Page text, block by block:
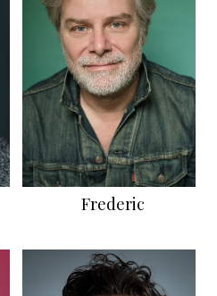
Frederic